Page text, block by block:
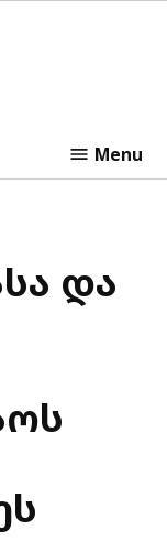
Menu
და